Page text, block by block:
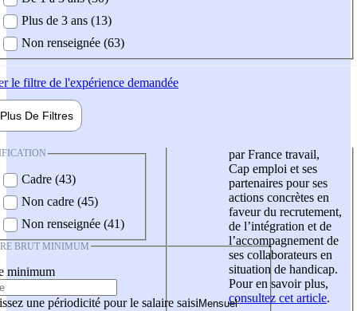
Plus de 3 ans (13)
Non renseignée (63)
le filtre de l'expérience demandée
Plus De Filtres
Cadre (43)
Non cadre (45)
Non renseignée (41)
BRUT MINIMUM
minimum
une périodicité pour le salaire saisi
par France travail,
Cap emploi et ses
partenaires pour ses
actions concrètes en
faveur du recrutement,
de l’intégration et de
l’accompagnement de
ses collaborateurs en
situation de handicap.
Pour en savoir plus,
consultez cet article.